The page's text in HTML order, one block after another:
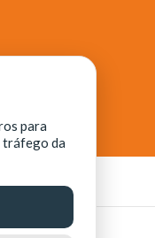
de Ciência,
para
tráfego da